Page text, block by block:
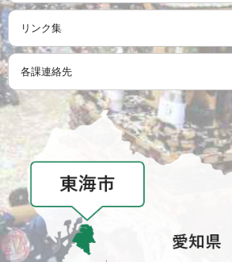
リンク集
各課連絡先